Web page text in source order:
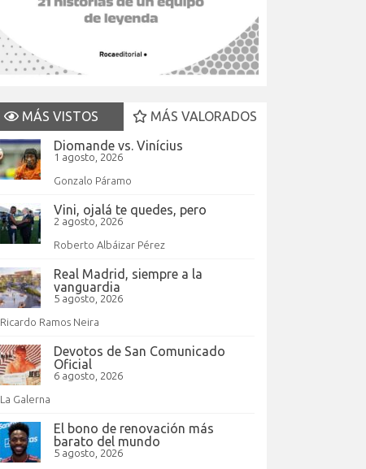
MÁS VISTOS
MÁS VALORADOS
Diomande vs. Vinícius
1 agosto, 2026
Gonzalo Páramo
Vini, ojalá te quedes, pero
2 agosto, 2026
Roberto Albáizar Pérez
Real Madrid, siempre a la
vanguardia
5 agosto, 2026
Ricardo Ramos Neira
Devotos de San Comunicado
Oficial
6 agosto, 2026
La Galerna
El bono de renovación más
barato del mundo
5 agosto, 2026